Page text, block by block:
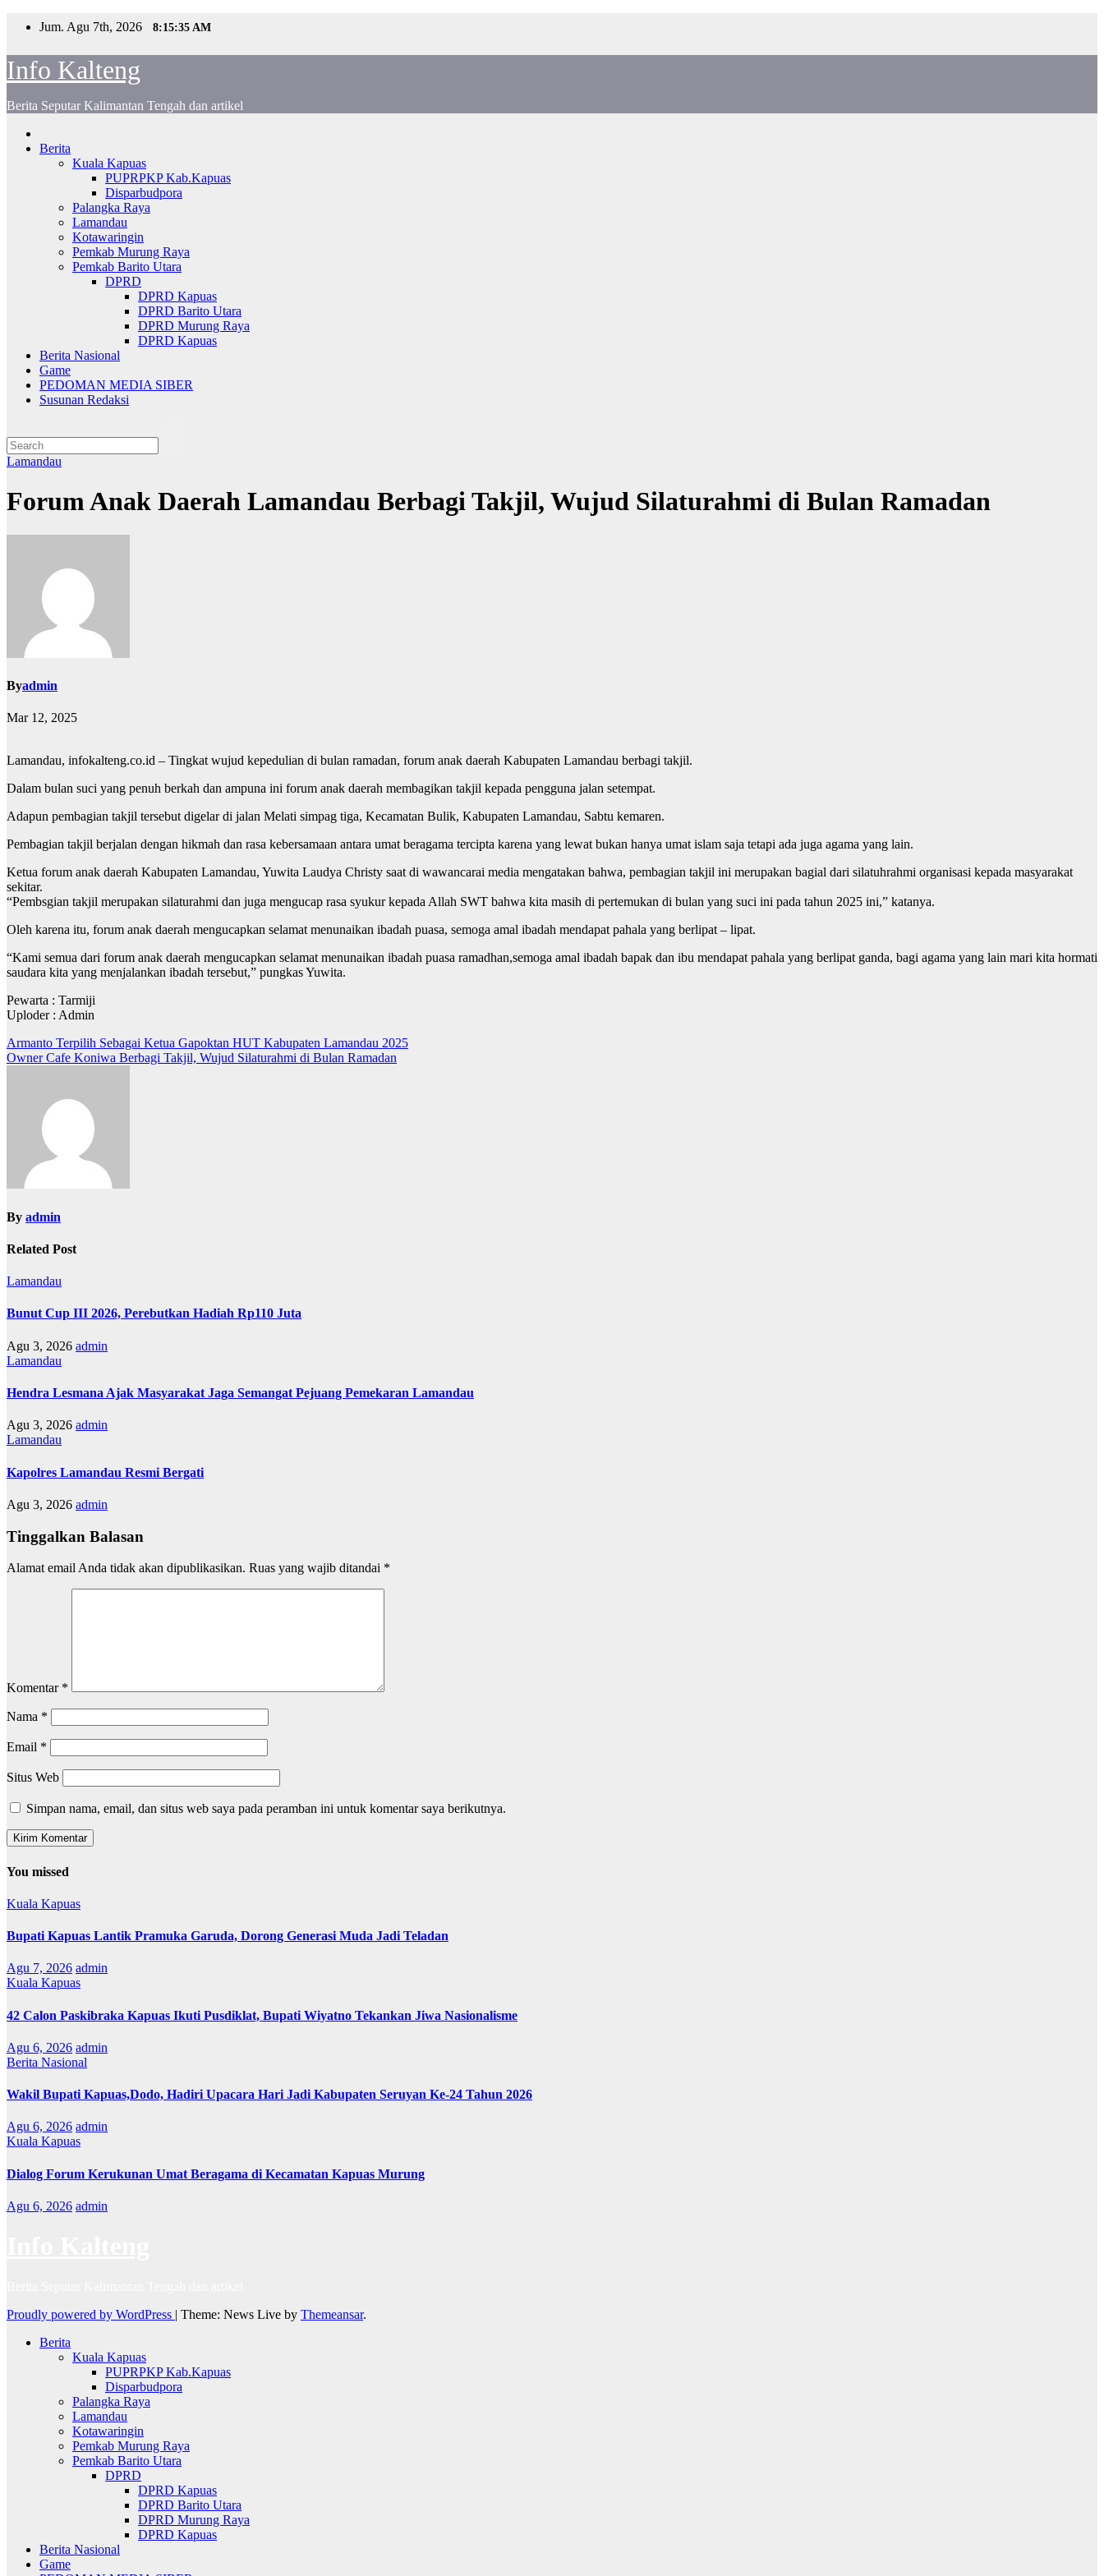
Jum. Agu 7th, 2026 8:15:35 AM
Info Kalteng
Berita Seputar Kalimantan Tengah dan artikel
Berita
Kuala Kapuas
PUPRPKP Kab.Kapuas
Disparbudpora
Palangka Raya
Lamandau
Kotawaringin
Pemkab Murung Raya
Pemkab Barito Utara
DPRD
DPRD Kapuas
DPRD Barito Utara
DPRD Murung Raya
DPRD Kapuas
Berita Nasional
Game
PEDOMAN MEDIA SIBER
Susunan Redaksi
Lamandau
Forum Anak Daerah Lamandau Berbagi Takjil, Wujud Silaturahmi di Bulan Ramadan
Byadmin
Mar 12, 2025
Lamandau, infokalteng.co.id – Tingkat wujud kepedulian di bulan ramadan, forum anak daerah Kabupaten Lamandau berbagi takjil.
Dalam bulan suci yang penuh berkah dan ampuna ini forum anak daerah membagikan takjil kepada pengguna jalan setempat.
Adapun pembagian takjil tersebut digelar di jalan Melati simpag tiga, Kecamatan Bulik, Kabupaten Lamandau, Sabtu kemaren.
Pembagian takjil berjalan dengan hikmah dan rasa kebersamaan antara umat beragama tercipta karena yang lewat bukan hanya umat islam saja tetapi ada juga agama yang lain.
Ketua forum anak daerah Kabupaten Lamandau, Yuwita Laudya Christy saat di wawancarai media mengatakan bahwa, pembagian takjil ini merupakan bagial dari silatuhrahmi organisasi kepada masyarakat
sekitar.
“Pembsgian takjil merupakan silaturahmi dan juga mengucap rasa syukur kepada Allah SWT bahwa kita masih di pertemukan di bulan yang suci ini pada tahun 2025 ini,” katanya.
Oleh karena itu, forum anak daerah mengucapkan selamat menunaikan ibadah puasa, semoga amal ibadah mendapat pahala yang berlipat – lipat.
“Kami semua dari forum anak daerah mengucapkan selamat menunaikan ibadah puasa ramadhan,semoga amal ibadah bapak dan ibu mendapat pahala yang berlipat ganda, bagi agama yang lain mari kita hormati
saudara kita yang menjalankan ibadah tersebut,” pungkas Yuwita.
Pewarta : Tarmiji
Uploder : Admin
Navigasi
pos
Armanto Terpilih Sebagai Ketua Gapoktan HUT Kabupaten Lamandau 2025
Owner Cafe Koniwa Berbagi Takjil, Wujud Silaturahmi di Bulan Ramadan
By admin
Related Post
Lamandau
Bunut Cup III 2026, Perebutkan Hadiah Rp110 Juta
Agu 3, 2026 admin
Lamandau
Hendra Lesmana Ajak Masyarakat Jaga Semangat Pejuang Pemekaran Lamandau
Agu 3, 2026 admin
Lamandau
Kapolres Lamandau Resmi Bergati
Agu 3, 2026 admin
Tinggalkan Balasan
Alamat email Anda tidak akan dipublikasikan. Ruas yang wajib ditandai *
Komentar *
Nama *
Email *
Situs Web
Simpan nama, email, dan situs web saya pada peramban ini untuk komentar saya berikutnya.
You missed
Kuala Kapuas
Bupati Kapuas Lantik Pramuka Garuda, Dorong Generasi Muda Jadi Teladan
Agu 7, 2026 admin
Kuala Kapuas
42 Calon Paskibraka Kapuas Ikuti Pusdiklat, Bupati Wiyatno Tekankan Jiwa Nasionalisme
Agu 6, 2026 admin
Berita Nasional
Wakil Bupati Kapuas,Dodo, Hadiri Upacara Hari Jadi Kabupaten Seruyan Ke-24 Tahun 2026
Agu 6, 2026 admin
Kuala Kapuas
Dialog Forum Kerukunan Umat Beragama di Kecamatan Kapuas Murung
Agu 6, 2026 admin
Proudly powered by WordPress | Theme: News Live by Themeansar.
Berita
Kuala Kapuas
PUPRPKP Kab.Kapuas
Disparbudpora
Palangka Raya
Lamandau
Kotawaringin
Pemkab Murung Raya
Pemkab Barito Utara
DPRD
DPRD Kapuas
DPRD Barito Utara
DPRD Murung Raya
DPRD Kapuas
Berita Nasional
Game